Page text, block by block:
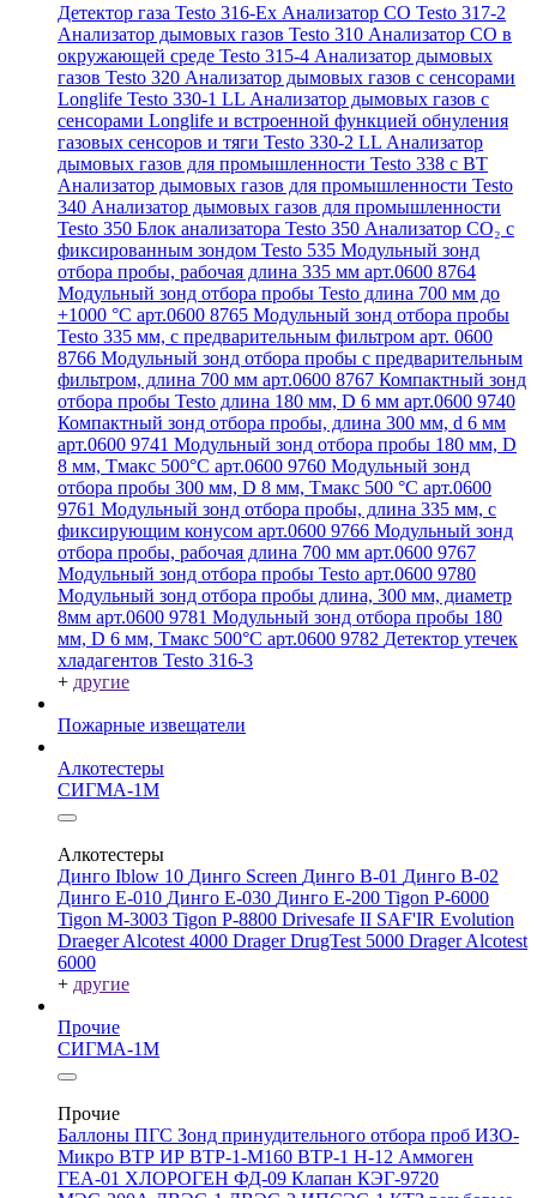
Детектор газа Testo 316-Ex Анализатор CO Testo 317-2
Анализатор дымовых газов Testo 310 Анализатор CO в
окружающей среде Testo 315-4 Анализатор дымовых
газов Testo 320 Анализатор дымовых газов с сенсорами
Longlife Testo 330-1 LL Анализатор дымовых газов с
сенсорами Longlife и встроенной функцией обнуления
газовых сенсоров и тяги Testo 330-2 LL Анализатор
дымовых газов для промышленности Testo 338 с BT
Анализатор дымовых газов для промышленности Testo
340 Анализатор дымовых газов для промышленности
Testo 350 Блок анализатора Testo 350 Анализатор СО₂ с
фиксированным зондом Testo 535 Модульный зонд
отбора пробы, рабочая длина 335 мм арт.0600 8764
Модульный зонд отбора пробы Testo длина 700 мм до
+1000 °С арт.0600 8765 Модульный зонд отбора пробы
Testo 335 мм, с предварительным фильтром арт. 0600
8766 Модульный зонд отбора пробы с предварительным
фильтром, длина 700 мм арт.0600 8767 Компактный зонд
отбора пробы Testo длина 180 мм, D 6 мм арт.0600 9740
Компактный зонд отбора пробы, длина 300 мм, d 6 мм
арт.0600 9741 Модульный зонд отбора пробы 180 мм, D
8 мм, Tмакс 500°С арт.0600 9760 Модульный зонд
отбора пробы 300 мм, D 8 мм, Tмакс 500 °C арт.0600
9761 Модульный зонд отбора пробы, длина 335 мм, с
фиксирующим конусом арт.0600 9766 Модульный зонд
отбора пробы, рабочая длина 700 мм арт.0600 9767
Модульный зонд отбора пробы Testo арт.0600 9780
Модульный зонд отбора пробы длина, 300 мм, диаметр
8мм арт.0600 9781 Модульный зонд отбора пробы 180
мм, D 6 мм, Tмакс 500°С арт.0600 9782 Детектор утечек
хладагентов Testo 316-3
+ другие
Пожарные извещатели
Алкотестеры
СИГМА-1М
Алкотестеры
Динго Iblow 10 Динго Screen Динго В-01 Динго В-02
Динго Е-010 Динго Е-030 Динго Е-200 Tigon P-6000
Tigon M-3003 Tigon P-8800 Drivesafe II SAF'IR Evolution
Draeger Alcotest 4000 Drager DrugTest 5000 Drager Alcotest
6000
+ другие
Прочие
СИГМА-1М
Прочие
Баллоны ПГС Зонд принудительного отбора проб ИЗО-
Микро ВТР ИР ВТР-1-М160 ВТР-1 Н-12 Аммоген
ГЕА-01 ХЛОРОГЕН ФД-09 Клапан КЭГ-9720